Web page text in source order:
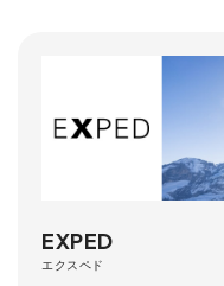
EXPED
エクスペド